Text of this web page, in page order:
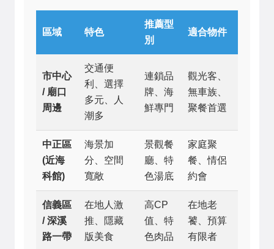
區域 特色
推薦型
別
適合物件
市中心
/ 廟口
周邊
交通便
利、選擇
多元、人
潮多
連鎖品
牌、海
鮮專門
觀光客、
無車族、
聚餐首選
中正區
(近海
科館)
海景加
分、空間
寬敞
景觀餐
廳、特
色湯底
家庭聚
餐、情侶
約會
信義區
/ 深溪
路一帶
在地人激
推、隱藏
版美食
高CP
值、特
色肉品
在地老
饕、預算
有限者